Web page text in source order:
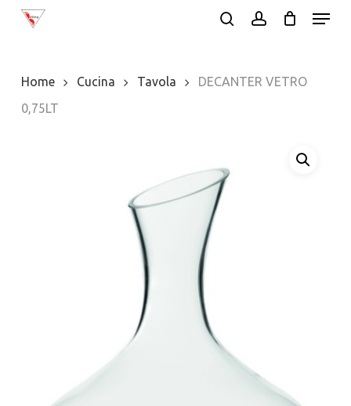
Skip
content
Menu
Home Cucina Tavola
DECANTER VETRO
0,75LT